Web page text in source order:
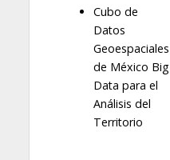
Cubo de
Datos
Geoespaciales
de México Big
Data para el
Análisis del
Territorio